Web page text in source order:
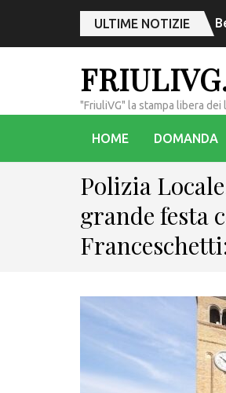
ULTIME NOTIZIE
"FriuliVG" la stampa libera
HOME DOMANDA
Polizia
grande festa